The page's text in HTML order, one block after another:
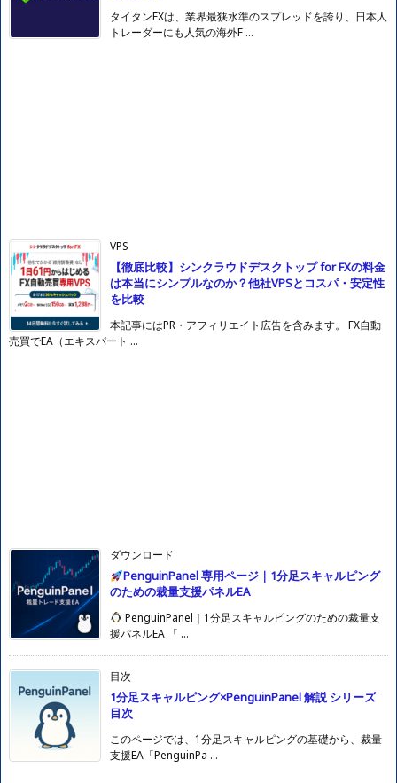
タイタンFXは、業界最狭水準のスプレッドを誇り、日本人
トレーダーにも人気の海外F ...
VPS
【徹底比較】シンクラウドデスクトップ for FXの料金
は本当にシンプルなのか？他社VPSとコスパ・安定性
を比較
本記事にはPR・アフィリエイト広告を含みます。 FX自動
売買でEA（エキスパート ...
ダウンロード
PenguinPanel 専用ページ｜1分足スキャルピング
のための裁量支援パネルEA
PenguinPanel｜1分足スキャルピングのための裁量支
援パネルEA 「 ...
目次
1分足スキャルピング×PenguinPanel 解説 シリーズ
目次
このページでは、1分足スキャルピングの基礎から、裁量
支援EA「PenguinPa ...